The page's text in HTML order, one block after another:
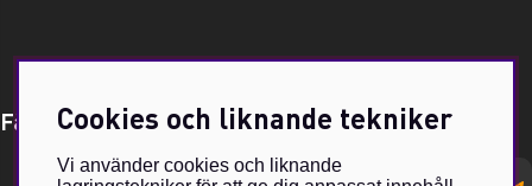
Få Magasin Vildmarken direkt till din e-post!*
Cookies och liknande tekniker
Vi använder cookies och liknande